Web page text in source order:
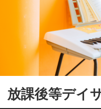
放課後等デイ